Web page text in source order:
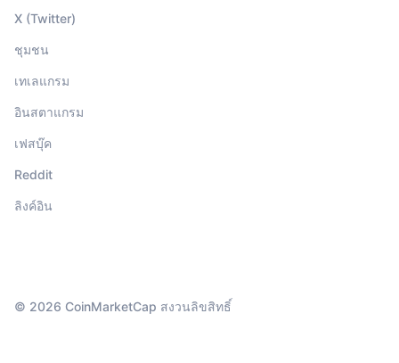
X (Twitter)
ชุมชน
เทเลแกรม
อินสตาแกรม
เฟสบุ๊ค
Reddit
ลิงค์อิน
© 2026 CoinMarketCap สงวนลิขสิทธิ์